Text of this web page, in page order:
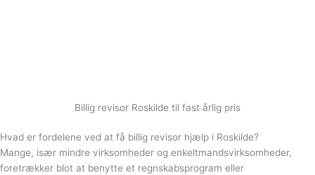
Billig revisor Roskilde til fast årlig pris
Hvad er fordelene ved at få billig revisor hjælp i Roskilde?
Mange, især mindre virksomheder og enkeltmandsvirksomheder,
foretrækker blot at benytte et regnskabsprogram eller